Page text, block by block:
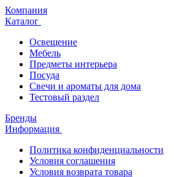
Компания
Каталог
Освещение
Мебель
Предметы интерьера
Посуда
Свечи и ароматы для дома
Тестовый раздел
Бренды
Информация
Политика конфиденциальности
Условия соглашения
Условия возврата товара